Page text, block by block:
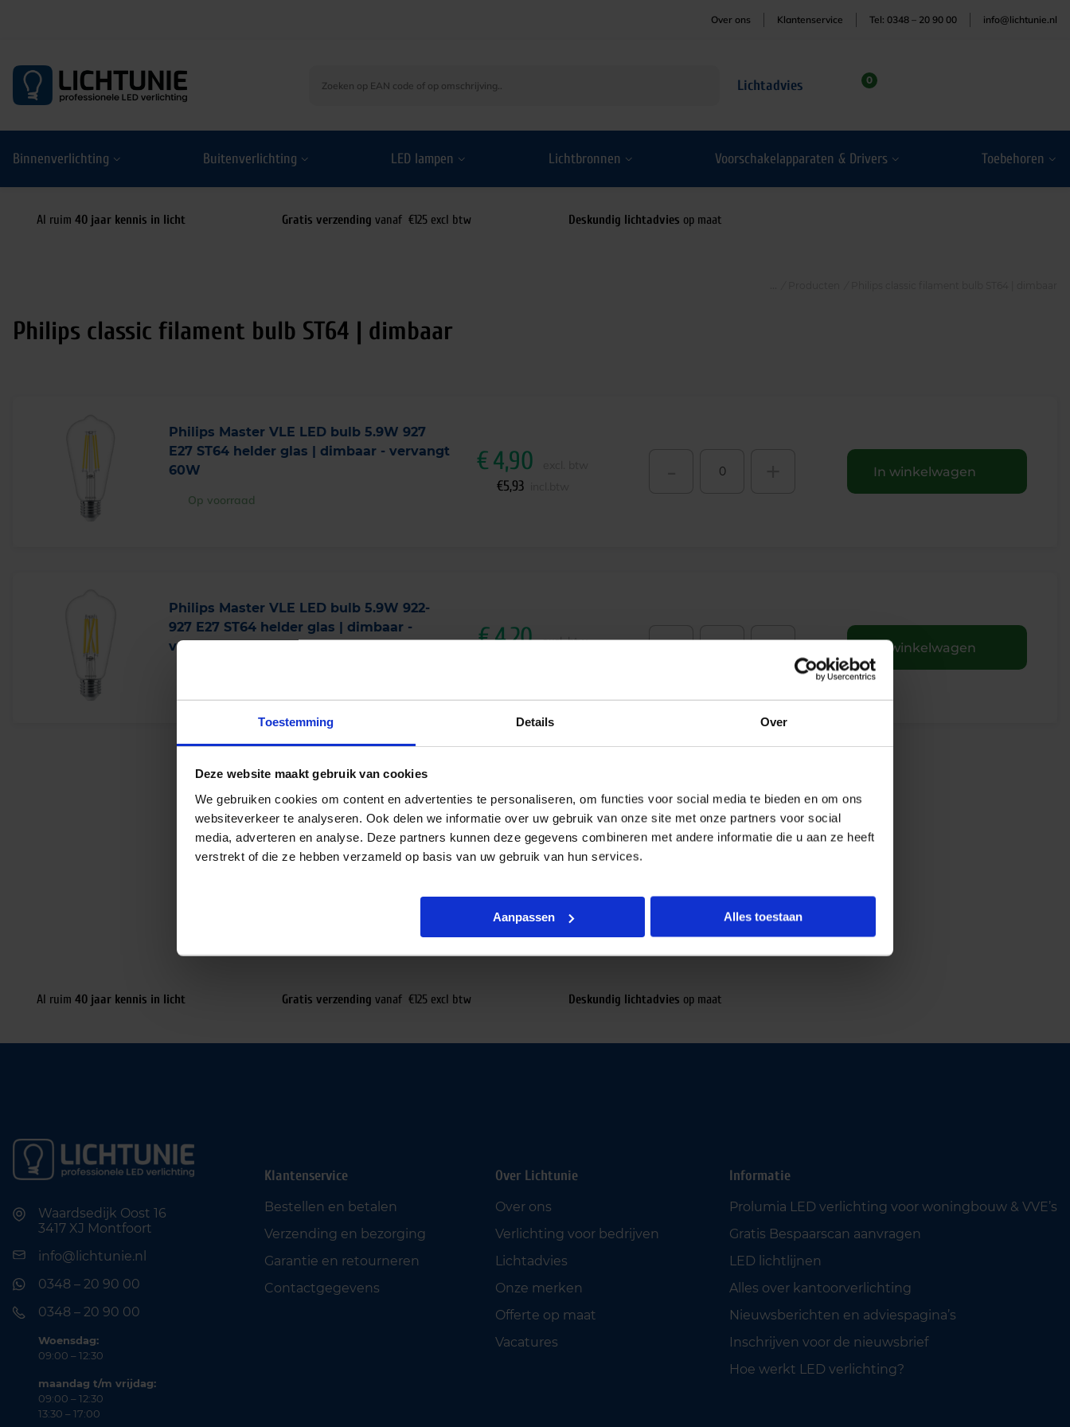
Toestemming Details Over
Deze website maakt gebruik van cookies
We gebruiken cookies om content en advertenties te personaliseren, om functies voor social media te bieden en om ons
websiteverkeer te analyseren. Ook delen we informatie over uw gebruik van onze site met onze partners voor social
media, adverteren en analyse. Deze partners kunnen deze gegevens combineren met andere informatie die u aan ze heeft
verstrekt of die ze hebben verzameld op basis van uw gebruik van hun services.
Aanpassen Alles toestaan
Over ons Klantenservice Tel: 0348 – 20 90 00 info@lichtunie.nl
Lichtadvies 0
Binnenverlichting Buitenverlichting LED lampen Lichtbronnen Voorschakelapparaten & Drivers Toebehoren
Al ruim 40 jaar kennis in licht Gratis verzending vanaf €125 excl btw Deskundig lichtadvies op maat
Philips classic filament bulb ST64 | dimbaar
Philips Master VLE LED bulb 5.9W 927
E27 ST64 helder glas | dimbaar - vervangt
60W
Op voorraad
€4,90
€5,93
In winkelwagen
Philips Master VLE LED bulb 5.9W 922-
927 E27 ST64 helder glas | dimbaar -
vervangt 60W
€4,20 excl. btw +
- In winkelwagen
Al ruim 40 jaar kennis in licht Gratis verzending vanaf €125 excl btw Deskundig lichtadvies op maat
Waardsedijk Oost 16
3417 XJ Montfoort
info@lichtunie.nl
0348 – 20 90 00
0348 – 20 90 00
Woensdag:
09:00 – 12:30
maandag t/m vrijdag:
09:00 – 12:30
13:30 – 17:00
Klantenservice
Bestellen en betalen
Verzending en bezorging
Garantie en retourneren
Contactgegevens
Over Lichtunie
Over ons
Verlichting voor bedrijven
Lichtadvies
Onze merken
Offerte op maat
Vacatures
Informatie
Prolumia LED verlichting voor woningbouw & VVE’s
Gratis Bespaarscan aanvragen
LED lichtlijnen
Alles over kantoorverlichting
Nieuwsberichten en adviespagina’s
Inschrijven voor de nieuwsbrief
Hoe werkt LED verlichting?